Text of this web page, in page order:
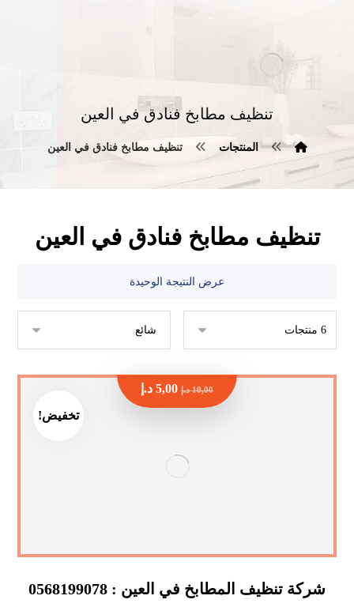
تنظيف مطابخ فنادق في العين
المنتجات تنظيف مطابخ فنادق في العين
تنظيف مطابخ فنادق في العين
عرض النتيجة الوحيدة
تخفيض!
شركة تنظيف المطابخ في العين : 0568199078
10,00 د.إ 5,00 د.إ